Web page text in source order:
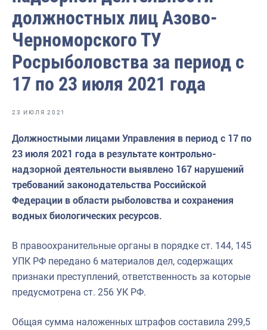
Волго-Каспийское
Енисейское
Западно-Балтийское
Охотское
Приморское
Сахалино-Курильское
Северо-Восточное
Северо-Кавказское
Североморское
должностных лиц Азово-
Черноморского ТУ
Росрыболовства за период с
17 по 23 июля 2021 года
23 ИЮЛЯ 2021
Должностными лицами Управления в период с 17 по
23 июля 2021 года в результате контрольно-
надзорной деятельности выявлено 167 нарушений
требований законодательства Российской
Федерации в области рыболовства и сохранения
водных биологических ресурсов.
В правоохранительные органы в порядке ст. 144, 145
УПК РФ передано 6 материалов дел, содержащих
признаки преступлений, ответственность за которые
предусмотрена ст. 256 УК РФ.
Общая сумма наложенных штрафов составила 299,5